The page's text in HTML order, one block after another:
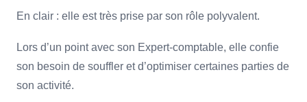
En clair : elle est très prise par son rôle polyvalent.
Lors d’un point avec son Expert-comptable, elle confie
son besoin de souffler et d’optimiser certaines parties de
son activité.